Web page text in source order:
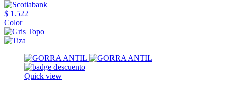
$ 1.522
Color
Quick view